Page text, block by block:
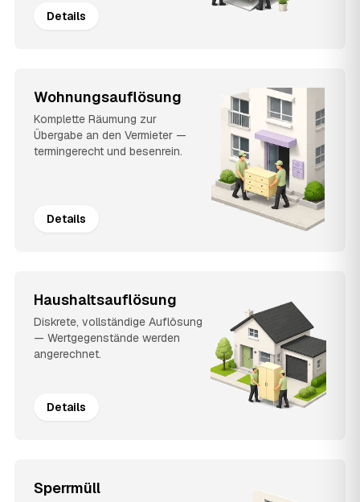
Details
Wohnungsauflösung
Komplette Räumung zur
Übergabe an den Vermieter —
termingerecht und besenrein.
Details
Haushaltsauflösung
Diskrete, vollständige Auflösung
— Wertgegenstände werden
angerechnet.
Details
Sperrmüll